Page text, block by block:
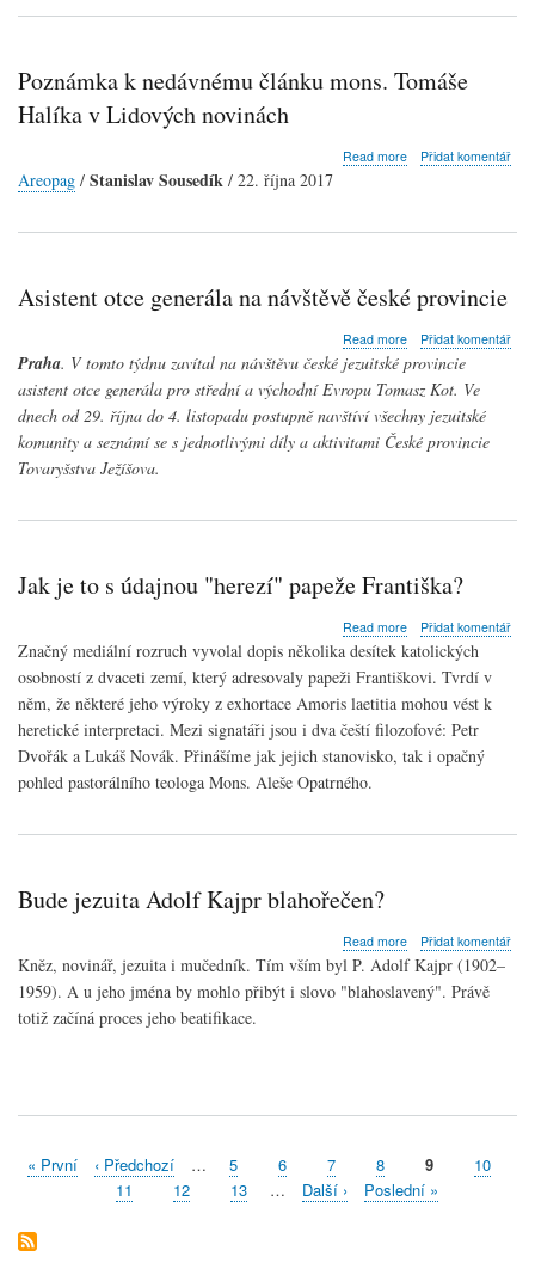
Poznámka k nedávnému článku mons. Tomáše
Halíka v Lidových novinách
Read moreabout
článku
Halíka
Lidových
novinách
Přidat komentář
Areopag / Stanislav Sousedík / 22. října 2017
Asistent otce generála na návštěvě české provincie
Read moreabout
Asistent
generála
na
návštěvě
Přidat komentář
Praha. V tomto týdnu zavítal na návštěvu české jezuitské provincie
asistent otce generála pro střední a východní Evropu Tomasz Kot. Ve
dnech od 29. října do 4. listopadu postupně navštíví všechny jezuitské
komunity a seznámí se s jednotlivými díly a aktivitami České provincie
Tovaryšstva Ježíšova.
Jak je to s údajnou "herezí" papeže Františka?
Read moreabout
Jak
to
s
údajnou
papeže
Přidat komentář
Značný mediální rozruch vyvolal dopis několika desítek katolických
osobností z dvaceti zemí, který adresovaly papeži Františkovi. Tvrdí v
něm, že některé jeho výroky z exhortace Amoris laetitia mohou vést k
heretické interpretaci. Mezi signatáři jsou i dva čeští filozofové: Petr
Dvořák a Lukáš Novák. Přinášíme jak jejich stanovisko, tak i opačný
pohled pastorálního teologa Mons. Aleše Opatrného.
Bude jezuita Adolf Kajpr blahořečen?
Read moreabout
Bude
jezuita
Adolf
Přidat komentář
Kněz, novinář, jezuita i mučedník. Tím vším byl P. Adolf Kajpr (1902–
1959). A u jeho jména by mohlo přibýt i slovo "blahoslavený". Právě
totiž začíná proces jeho beatifikace.
Pagination
First
« První
Předchozí
stránka
‹ Předchozí … Stránka
5 Stránka
6 Stránka
7 Stránka
8
Aktuální
stránka
9 Stránka
10
Stránka
11 Stránka
12 Stránka
13 …
Následující
Další ›
Poslední
Poslední »